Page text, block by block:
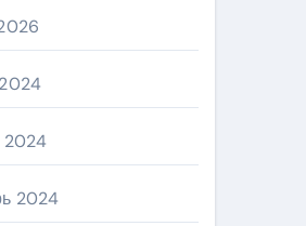
2024
2024